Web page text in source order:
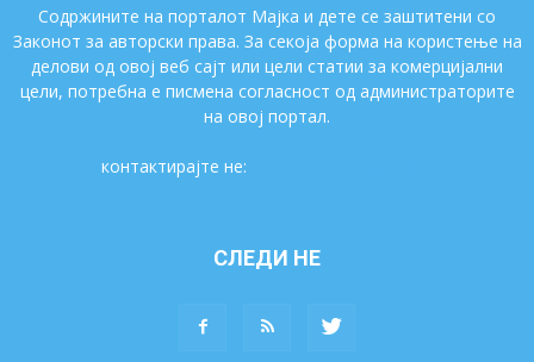
Содржините на порталот Мајка и дете се заштитени со
Законот за авторски права. За секоја форма на користење на
делови од овој веб сајт или цели статии за комерцијални
цели, потребна е писмена согласност од администраторите
на овој портал.
контактирајте не:
СЛЕДИ НЕ